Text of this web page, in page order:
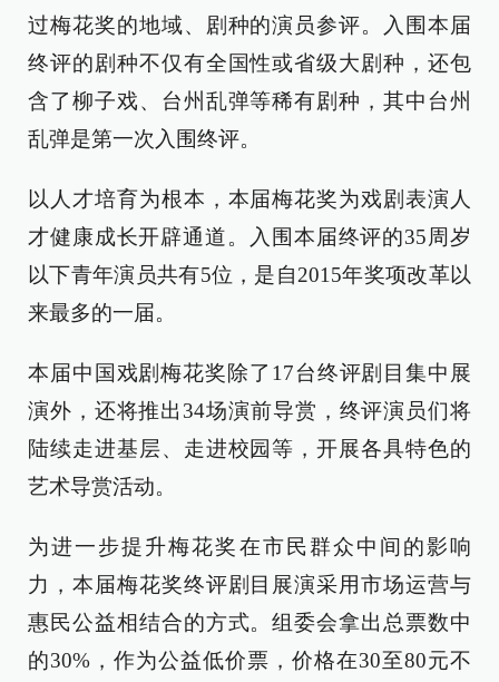
过梅花奖的地域、剧种的演员参评。入围本届
终评的剧种不仅有全国性或省级大剧种，还包
含了柳子戏、台州乱弹等稀有剧种，其中台州
乱弹是第一次入围终评。
以人才培育为根本，本届梅花奖为戏剧表演人
才健康成长开辟通道。入围本届终评的35周岁
以下青年演员共有5位，是自2015年奖项改革以
来最多的一届。
本届中国戏剧梅花奖除了17台终评剧目集中展
演外，还将推出34场演前导赏，终评演员们将
陆续走进基层、走进校园等，开展各具特色的
艺术导赏活动。
为进一步提升梅花奖在市民群众中间的影响
力，本届梅花奖终评剧目展演采用市场运营与
惠民公益相结合的方式。组委会拿出总票数中
的30%，作为公益低价票，价格在30至80元不